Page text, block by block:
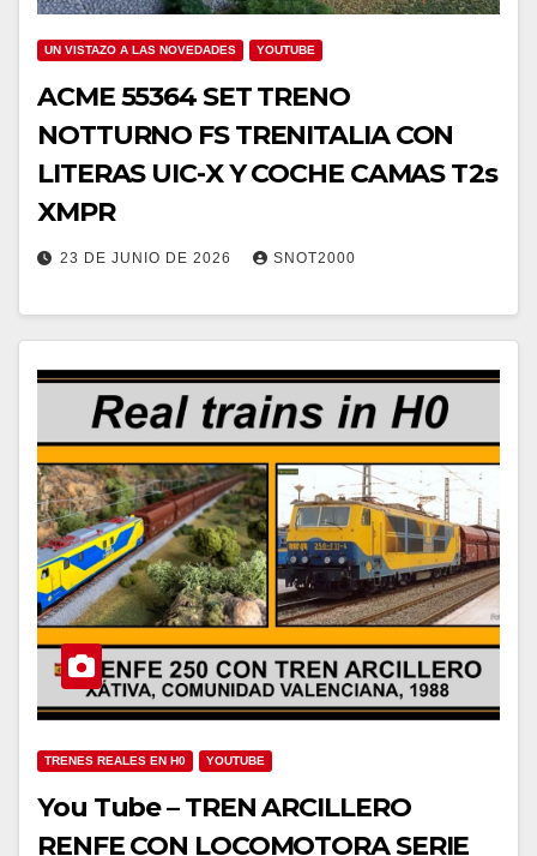
UN VISTAZO A LAS NOVEDADES YOUTUBE
ACME 55364 SET TRENO
NOTTURNO FS TRENITALIA CON
LITERAS UIC-X Y COCHE CAMAS T2s
XMPR
23 DE JUNIO DE 2026 SNOT2000
TRENES REALES EN H0 YOUTUBE
You Tube – TREN ARCILLERO
RENFE CON LOCOMOTORA SERIE